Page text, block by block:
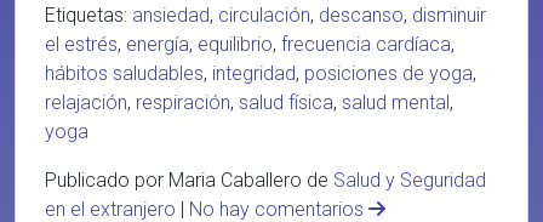
Etiquetas: ansiedad, circulación, descanso, disminuir
el estrés, energía, equilibrio, frecuencia cardíaca,
hábitos saludables, integridad, posiciones de yoga,
relajación, respiración, salud física, salud mental,
yoga
Publicado por Maria Caballero de Salud y Seguridad
en el extranjero | No hay comentarios